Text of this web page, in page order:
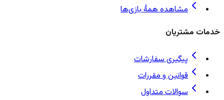
مشاهده همهٔ بازی‌ها
خدمات مشتریان
پیگیری سفارشات
قوانین و مقررات
سوالات متداول